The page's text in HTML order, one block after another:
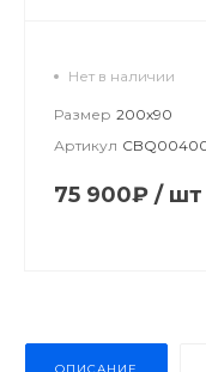
Нет в наличии
Размер 200х90
Артикул
75 900₽ / шт